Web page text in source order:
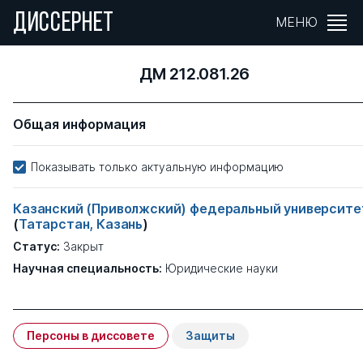
ДИССЕРНЕТ МЕНЮ
ДМ 212.081.26
Общая информация
Показывать только актуальную информацию
Казанский (Приволжский) федеральный
(Татарстан, Казань)
Статус: Закрыт
Научная специальность: Юридические науки
Персоны в диссовете Защиты